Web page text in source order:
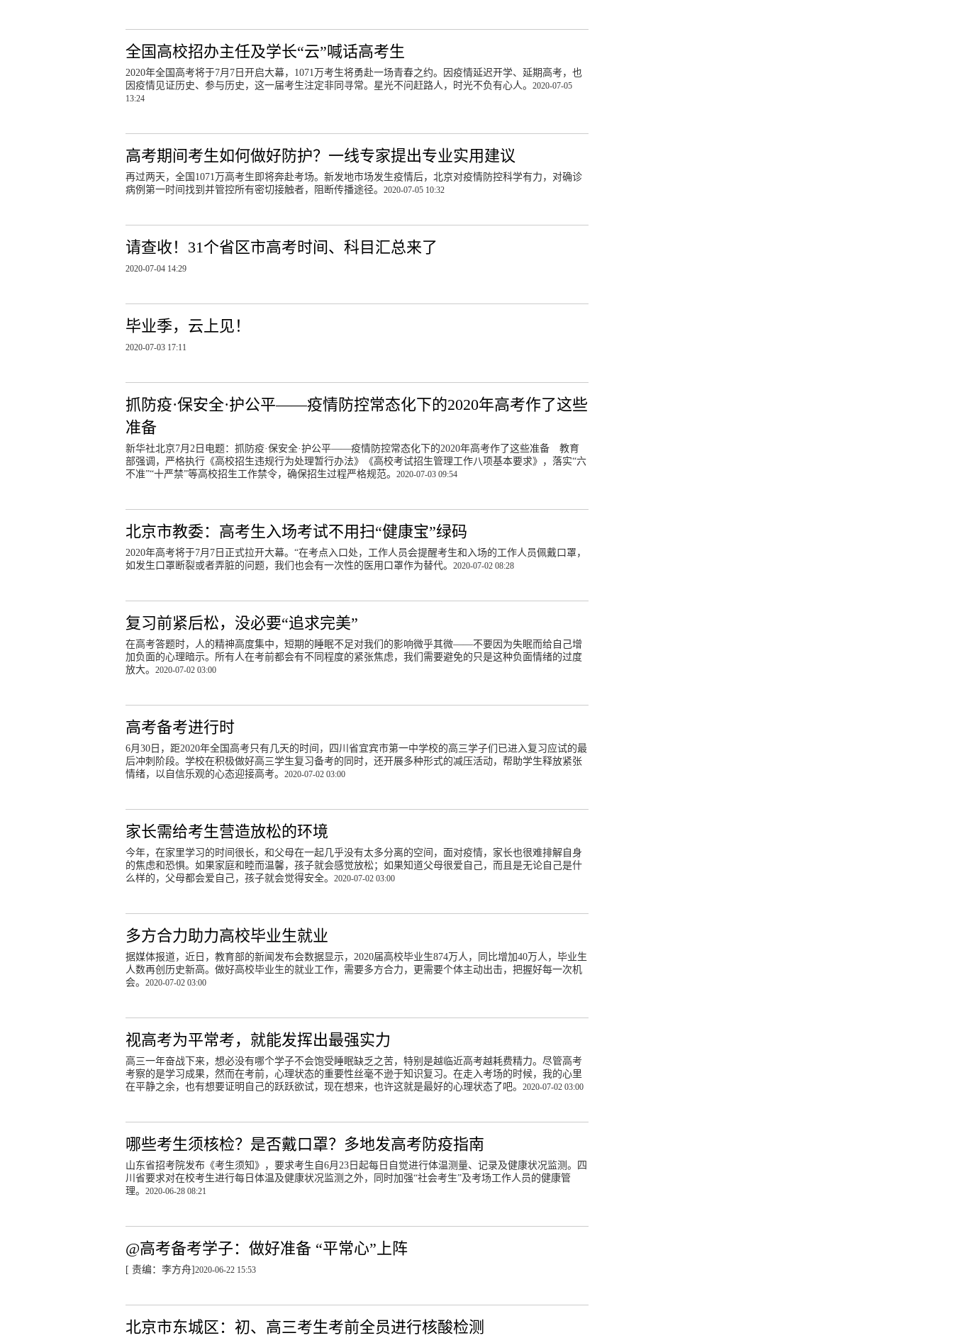
全国高校招办主任及学长“云”喊话高考生
2020年全国高考将于7月7日开启大幕，1071万考生将勇赴一场青春之约。因疫情延迟开学、延期高考，也
因疫情见证历史、参与历史，这一届考生注定非同寻常。星光不问赶路人，时光不负有心人。 2020-07-05
13:24
高考期间考生如何做好防护？一线专家提出专业实用建议
再过两天，全国1071万高考生即将奔赴考场。新发地市场发生疫情后，北京对疫情防控科学有力，对确诊
病例第一时间找到并管控所有密切接触者，阻断传播途径。 2020-07-05 10:32
请查收！31个省区市高考时间、科目汇总来了
2020-07-04 14:29
毕业季，云上见！
2020-07-03 17:11
抓防疫·保安全·护公平——疫情防控常态化下的2020年高考作了这些
准备
新华社北京7月2日电题：抓防疫·保安全·护公平——疫情防控常态化下的2020年高考作了这些准备 教育
部强调，严格执行《高校招生违规行为处理暂行办法》《高校考试招生管理工作八项基本要求》，落实“六
不准”“十严禁”等高校招生工作禁令，确保招生过程严格规范。 2020-07-03 09:54
北京市教委：高考生入场考试不用扫“健康宝”绿码
2020年高考将于7月7日正式拉开大幕。“在考点入口处，工作人员会提醒考生和入场的工作人员佩戴口罩，
如发生口罩断裂或者弄脏的问题，我们也会有一次性的医用口罩作为替代。 2020-07-02 08:28
复习前紧后松，没必要“追求完美”
在高考答题时，人的精神高度集中，短期的睡眠不足对我们的影响微乎其微——不要因为失眠而给自己增
加负面的心理暗示。所有人在考前都会有不同程度的紧张焦虑，我们需要避免的只是这种负面情绪的过度
放大。 2020-07-02 03:00
高考备考进行时
6月30日，距2020年全国高考只有几天的时间，四川省宜宾市第一中学校的高三学子们已进入复习应试的最
后冲刺阶段。学校在积极做好高三学生复习备考的同时，还开展多种形式的减压活动，帮助学生释放紧张
情绪，以自信乐观的心态迎接高考。 2020-07-02 03:00
家长需给考生营造放松的环境
今年，在家里学习的时间很长，和父母在一起几乎没有太多分离的空间，面对疫情，家长也很难排解自身
的焦虑和恐惧。如果家庭和睦而温馨，孩子就会感觉放松；如果知道父母很爱自己，而且是无论自己是什
么样的，父母都会爱自己，孩子就会觉得安全。 2020-07-02 03:00
多方合力助力高校毕业生就业
据媒体报道，近日，教育部的新闻发布会数据显示，2020届高校毕业生874万人，同比增加40万人，毕业生
人数再创历史新高。做好高校毕业生的就业工作，需要多方合力，更需要个体主动出击，把握好每一次机
会。 2020-07-02 03:00
视高考为平常考，就能发挥出最强实力
高三一年奋战下来，想必没有哪个学子不会饱受睡眠缺乏之苦，特别是越临近高考越耗费精力。尽管高考
考察的是学习成果，然而在考前，心理状态的重要性丝毫不逊于知识复习。在走入考场的时候，我的心里
在平静之余，也有想要证明自己的跃跃欲试，现在想来，也许这就是最好的心理状态了吧。 2020-07-02 03:00
哪些考生须核检？是否戴口罩？多地发高考防疫指南
山东省招考院发布《考生须知》，要求考生自6月23日起每日自觉进行体温测量、记录及健康状况监测。四
川省要求对在校考生进行每日体温及健康状况监测之外，同时加强“社会考生”及考场工作人员的健康管
理。 2020-06-28 08:21
@高考备考学子：做好准备 “平常心”上阵
[ 责编：李方舟]2020-06-22 15:53
北京市东城区：初、高三考生考前全员进行核酸检测